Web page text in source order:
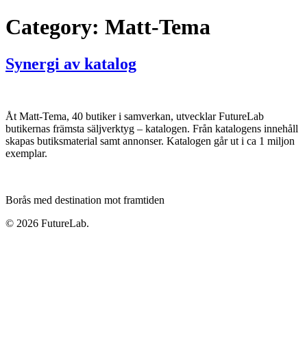
Category: Matt-Tema
Synergi av katalog
Åt Matt-Tema, 40 butiker i samverkan, utvecklar FutureLab
butikernas främsta säljverktyg – katalogen. Från katalogens innehåll
skapas butiksmaterial samt annonser. Katalogen går ut i ca 1 miljon
exemplar.
Borås med destination mot framtiden
© 2026 FutureLab.